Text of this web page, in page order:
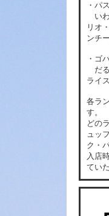
・パ
い
リオ
ンチ
・ゴ
だ
ライス
各ラ
す。
どの
ュッ
ク・
入店
てい